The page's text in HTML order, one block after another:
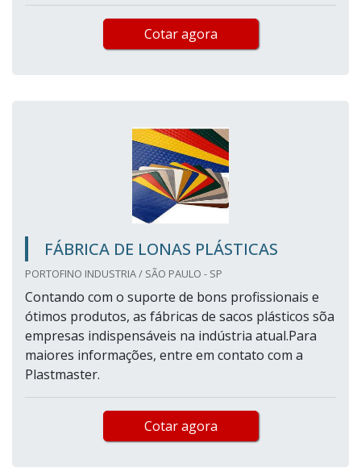
Cotar agora
FÁBRICA DE LONAS PLÁSTICAS
PORTOFINO INDUSTRIA / SÃO PAULO - SP
Contando com o suporte de bons profissionais e
ótimos produtos, as fábricas de sacos plásticos sõa
empresas indispensáveis na indústria atual.Para
maiores informações, entre em contato com a
Plastmaster.
Cotar agora